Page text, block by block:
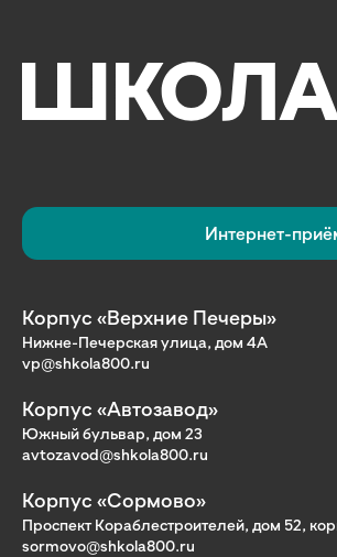
Интернет-
Корпус «Верхние Печеры»
Нижне-Печерская улица, дом 4А
vp@shkola800.ru
Корпус «Автозавод»
Южный бульвар, дом 23
avtozavod@shkola800.ru
Корпус «Сормово»
Проспект Кораблестроителей, дом 52,
sormovo@shkola800.ru